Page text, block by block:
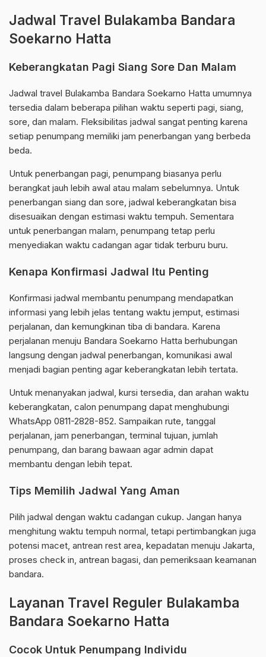
Jadwal Travel Bulakamba Bandara
Soekarno Hatta
Keberangkatan Pagi Siang Sore Dan Malam
Jadwal travel Bulakamba Bandara Soekarno Hatta umumnya
tersedia dalam beberapa pilihan waktu seperti pagi, siang,
sore, dan malam. Fleksibilitas jadwal sangat penting karena
setiap penumpang memiliki jam penerbangan yang berbeda
beda.
Untuk penerbangan pagi, penumpang biasanya perlu
berangkat jauh lebih awal atau malam sebelumnya. Untuk
penerbangan siang dan sore, jadwal keberangkatan bisa
disesuaikan dengan estimasi waktu tempuh. Sementara
untuk penerbangan malam, penumpang tetap perlu
menyediakan waktu cadangan agar tidak terburu buru.
Kenapa Konfirmasi Jadwal Itu Penting
Konfirmasi jadwal membantu penumpang mendapatkan
informasi yang lebih jelas tentang waktu jemput, estimasi
perjalanan, dan kemungkinan tiba di bandara. Karena
perjalanan menuju Bandara Soekarno Hatta berhubungan
langsung dengan jadwal penerbangan, komunikasi awal
menjadi bagian penting agar keberangkatan lebih tertata.
Untuk menanyakan jadwal, kursi tersedia, dan arahan waktu
keberangkatan, calon penumpang dapat menghubungi
WhatsApp 0811-2828-852. Sampaikan rute, tanggal
perjalanan, jam penerbangan, terminal tujuan, jumlah
penumpang, dan barang bawaan agar admin dapat
membantu dengan lebih tepat.
Tips Memilih Jadwal Yang Aman
Pilih jadwal dengan waktu cadangan cukup. Jangan hanya
menghitung waktu tempuh normal, tetapi pertimbangkan juga
potensi macet, antrean rest area, kepadatan menuju Jakarta,
proses check in, antrean bagasi, dan pemeriksaan keamanan
bandara.
Layanan Travel Reguler Bulakamba
Bandara Soekarno Hatta
Cocok Untuk Penumpang Individu